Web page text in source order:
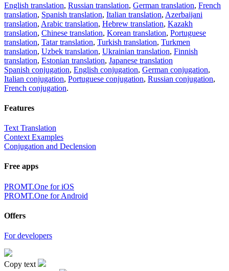
English translation, Russian translation, German translation, French
translation, Spanish translation, Italian translation, Azerbaijani
translation, Arabic translation, Hebrew translation, Kazakh
translation, Chinese translation, Korean translation, Portuguese
translation, Tatar translation, Turkish translation, Turkmen
translation, Uzbek translation, Ukrainian translation, Finnish
translation, Estonian translation, Japanese translation
Spanish conjugation, English conjugation, German conjugation,
Italian conjugation, Portuguese conjugation, Russian conjugation,
French conjugation.
Features
Text Translation
Context Examples
Conjugation and Declension
Free apps
PROMT.One for iOS
PROMT.One for Android
Offers
For developers
Copy text